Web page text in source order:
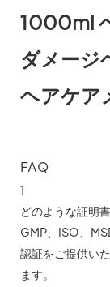
FAQ
1
どのような証明
GMP、ISO、
認証をご提供い
ます。